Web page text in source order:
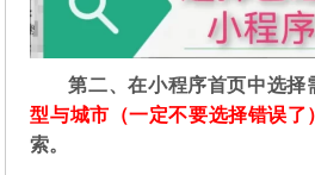
第二、在小程序首页中选择
型与城市（一定不要选择错误了
索。